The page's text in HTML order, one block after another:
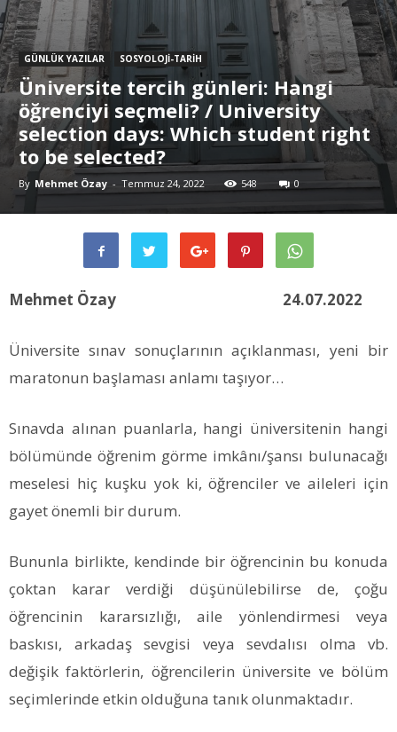
GÜNLÜK YAZILAR SOSYOLOJİ-TARİH
Üniversite tercih günleri: Hangi
öğrenciyi seçmeli? / University
selection days: Which student right
to be selected?
By Mehmet Özay - Temmuz 24, 2022 548 0
Mehmet Özay 24.07.2022
Üniversite sınav sonuçlarının açıklanması, yeni bir
maratonun başlaması anlamı taşıyor…
Sınavda alınan puanlarla, hangi üniversitenin hangi
bölümünde öğrenim görme imkânı/şansı bulunacağı
meselesi hiç kuşku yok ki, öğrenciler ve aileleri için
gayet önemli bir durum.
Bununla birlikte, kendinde bir öğrencinin bu konuda
çoktan karar verdiği düşünülebilirse de, çoğu
öğrencinin kararsızlığı, aile yönlendirmesi veya
baskısı, arkadaş sevgisi veya sevdalısı olma vb.
değişik faktörlerin, öğrencilerin üniversite ve bölüm
seçimlerinde etkin olduğuna tanık olunmaktadır.